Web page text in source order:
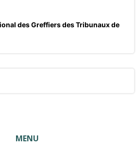
des Greffiers des Tribunaux de
MENU